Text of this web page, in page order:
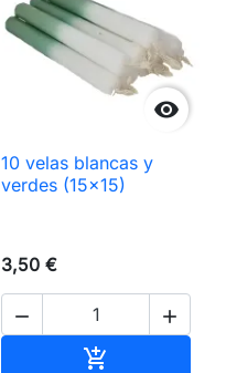

10 velas blancas y
verdes (15×15)
3,50 €
 
